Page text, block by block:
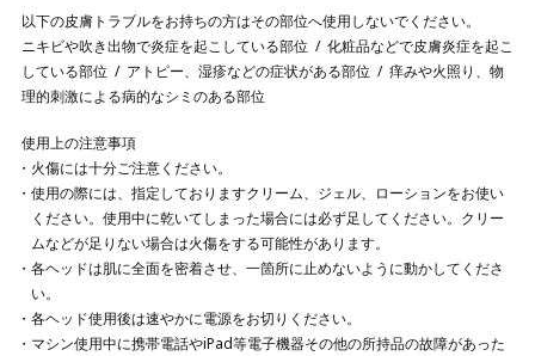
以下の皮膚トラブルをお持ちの方はその部位へ使用しないでください。
ニキビや吹き出物で炎症を起こしている部位
化粧品などで皮膚炎症を起こ
している部位
アトピー、湿疹などの症状がある部位
痒みや火照り、物
理的刺激による病的なシミのある部位
使用上の注意事項
火傷には十分ご注意ください。
使用の際には、指定しておりますクリーム、ジェル、ローションをお使い
ください。使用中に乾いてしまった場合には必ず足してください。クリー
ムなどが足りない場合は火傷をする可能性があります。
各ヘッドは肌に全面を密着させ、一箇所に止めないように動かしてくださ
い。
各ヘッド使用後は速やかに電源をお切りください。
マシン使用中に携帯電話やiPad等電子機器その他の所持品の故障があった